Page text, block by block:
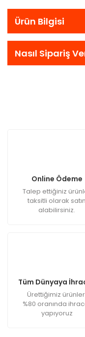
Ürün Bilgisi
Nasıl Sipariş
Online Ödeme
Talep ettiğiniz
taksitli olarak satın
alabilirsiniz.
Tüm Dünyaya
Ürettiğimiz
%80 oranında
yapıyoruz